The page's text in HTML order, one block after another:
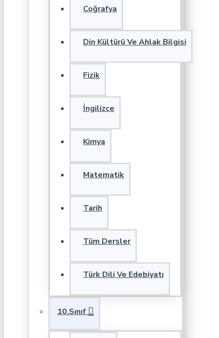
Coğrafya
Din Kültürü Ve Ahlak Bilgisi
Fizik
İngilizce
Kimya
Matematik
Tarih
Tüm Dersler
Türk Dili Ve Edebiyatı
10.Sınıf